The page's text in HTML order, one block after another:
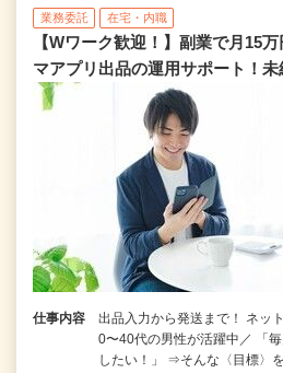
業務委託 在宅・内職
【Wワーク歓迎！】副業で月15
マアプリ出品の運用サポート！
仕事内容
出品入力から発送まで！ ネッ
0〜40代の男性が活躍中／ 「
したい！」 ⇒そんな〈目標〉